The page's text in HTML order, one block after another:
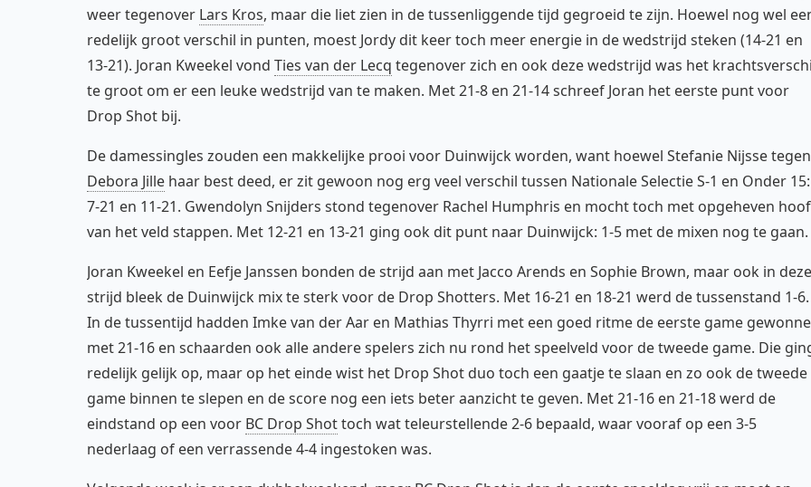
weer tegenover Lars Kros, maar die liet zien in de tussenliggende tijd gegroeid te zijn. Hoewel nog wel
redelijk groot verschil in punten, moest Jordy dit keer toch meer energie in de wedstrijd steken (14-21 en
13-21). Joran Kweekel vond Ties van der Lecq tegenover zich en ook deze wedstrijd was het
te groot om er een leuke wedstrijd van te maken. Met 21-8 en 21-14 schreef Joran het eerste punt voor
Drop Shot bij.
De damessingles zouden een makkelijke prooi voor Duinwijck worden, want hoewel Stefanie Nijsse tegen
Debora Jille haar best deed, er zit gewoon nog erg veel verschil tussen Nationale Selectie S-1 en Onder 15:
7-21 en 11-21. Gwendolyn Snijders stond tegenover Rachel Humphris en mocht toch met opgeheven
van het veld stappen. Met 12-21 en 13-21 ging ook dit punt naar Duinwijck: 1-5 met de mixen nog te gaan.
Joran Kweekel en Eefje Janssen bonden de strijd aan met Jacco Arends en Sophie Brown, maar ook in deze
strijd bleek de Duinwijck mix te sterk voor de Drop Shotters. Met 16-21 en 18-21 werd de tussenstand 1-6.
In de tussentijd hadden Imke van der Aar en Mathias Thyrri met een goed ritme de eerste game
met 21-16 en schaarden ook alle andere spelers zich nu rond het speelveld voor de tweede game. Die
redelijk gelijk op, maar op het einde wist het Drop Shot duo toch een gaatje te slaan en zo ook de tweede
game binnen te slepen en de score nog een iets beter aanzicht te geven. Met 21-16 en 21-18 werd de
eindstand op een voor BC Drop Shottoch wat teleurstellende 2-6 bepaald, waar vooraf op een 3-5
nederlaag of een verrassende 4-4 ingestoken was.